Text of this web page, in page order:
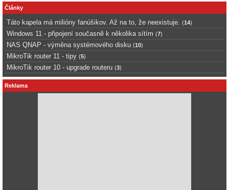
Články
Táto kapela má milióny fanúšikov. Až na to, že neexistuje. (14)
Windows 11 - připojení současně k několika sítím (7)
NAS QNAP - výměna systémového disku (10)
MikroTik router 11 - tipy (5)
MikroTik router 10 - upgrade routeru (3)
Reklama